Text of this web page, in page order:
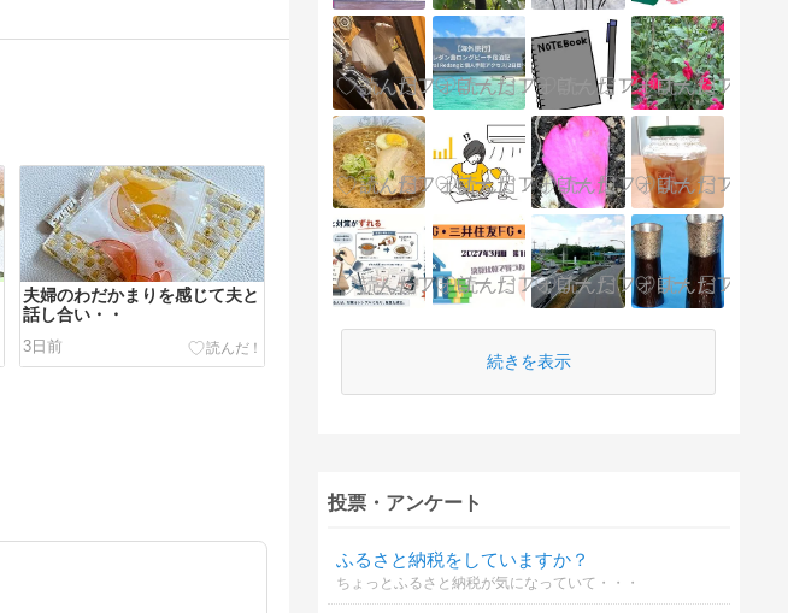
夫婦のわだかまりを感じて夫と
話し合い・・
3日前
続きを表示
投票・アンケート
ふるさと納税をしていますか？
ちょっとふるさと納税が気になっていて・・・